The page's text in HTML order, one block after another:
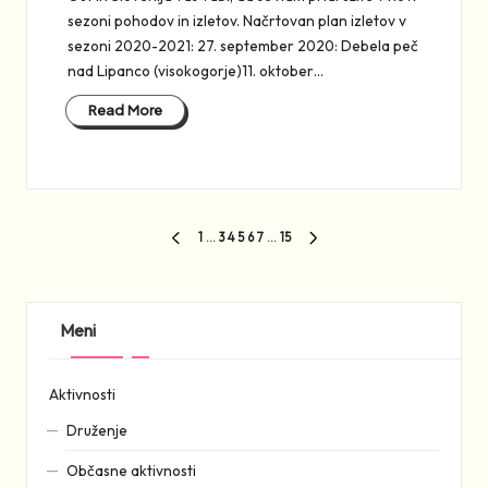
sezoni pohodov in izletov. Načrtovan plan izletov v
sezoni 2020-2021: 27. september 2020: Debela peč
nad Lipanco (visokogorje)11. oktober…
Read More
ŠtevilčenjePREVIOUS
1 … 3 4 5 6 7 … 15
Meni
Aktivnosti
Druženje
Občasne aktivnosti